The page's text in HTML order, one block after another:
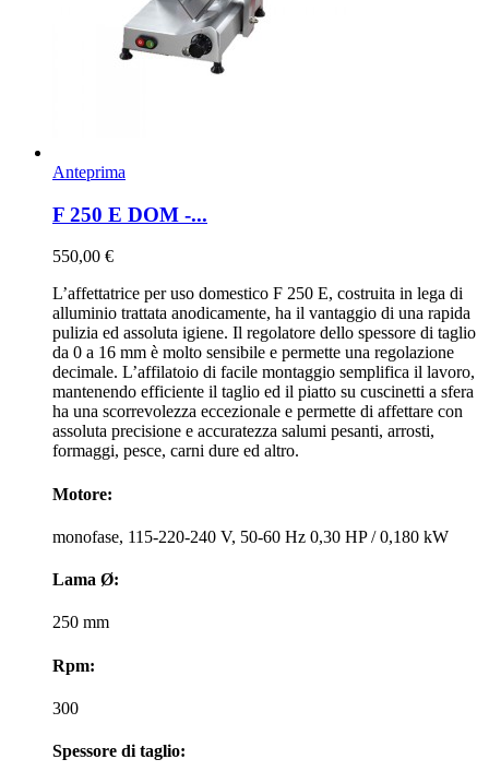
Anteprima
F 250 E DOM -...
550,00 €
L’affettatrice per uso domestico F 250 E, costruita in lega di
alluminio trattata anodicamente, ha il vantaggio di una rapida
pulizia ed assoluta igiene. Il regolatore dello spessore di taglio
da 0 a 16 mm è molto sensibile e permette una regolazione
decimale. L’affilatoio di facile montaggio semplifica il lavoro,
mantenendo efficiente il taglio ed il piatto su cuscinetti a sfera
ha una scorrevolezza eccezionale e permette di affettare con
assoluta precisione e accuratezza salumi pesanti, arrosti,
formaggi, pesce, carni dure ed altro.
Motore:
monofase, 115-220-240 V, 50-60 Hz 0,30 HP / 0,180 kW
Lama Ø:
250 mm
Rpm:
300
Spessore di taglio: